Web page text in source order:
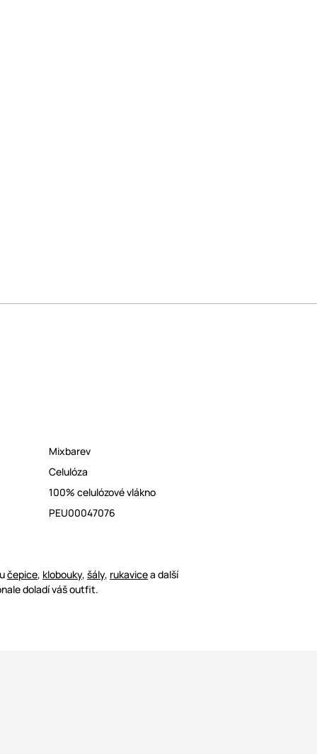
Mixbarev
Celulóza
100% celulózové vlákno
PEU00047076
čepice, klobouky, šály, rukavicea další
doladí váš outfit.